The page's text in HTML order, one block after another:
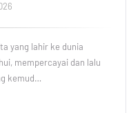
yang lahir ke dunia
mempercayai dan lalu
kemud…